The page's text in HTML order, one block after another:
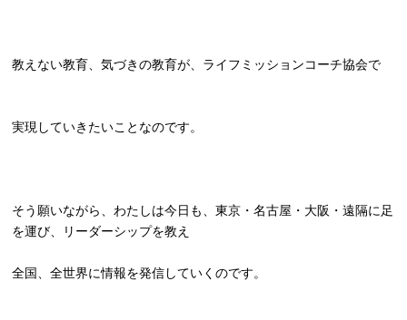
教えない教育、気づきの教育が、ライフミッションコーチ協会で
実現していきたいことなのです。
そう願いながら、わたしは今日も、東京・名古屋・大阪・遠隔に足
を運び、リーダーシップを教え
全国、全世界に情報を発信していくのです。